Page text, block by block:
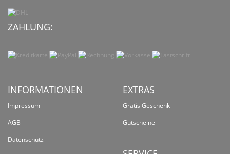
ZAHLUNG:
INFORMATIONEN
Impressum
AGB
Datenschutz
EXTRAS
Gratis Geschenk
Gutscheine